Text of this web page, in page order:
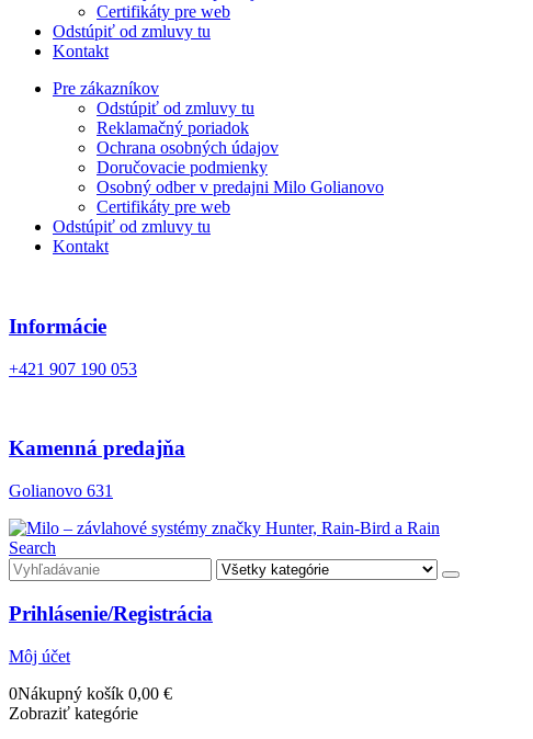
Certifikáty pre web
Odstúpiť od zmluvy tu
Kontakt
Pre zákazníkov
Odstúpiť od zmluvy tu
Reklamačný poriadok
Ochrana osobných údajov
Doručovacie podmienky
Osobný odber v predajni Milo Golianovo
Certifikáty pre web
Odstúpiť od zmluvy tu
Kontakt
Informácie
+421 907 190 053
Kamenná predajňa
Golianovo 631
Search
Prihlásenie/Registrácia
Môj účet
0Nákupný košík 0,00 €
Zobraziť kategórie